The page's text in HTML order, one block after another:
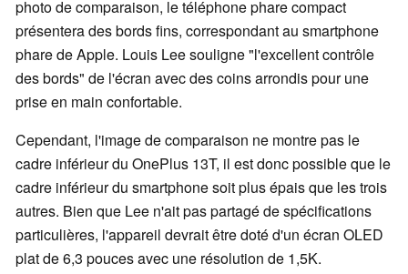
photo de comparaison, le téléphone phare compact
présentera des bords fins, correspondant au smartphone
phare de Apple. Louis Lee souligne "l'excellent contrôle
des bords" de l'écran avec des coins arrondis pour une
prise en main confortable.
Cependant, l'image de comparaison ne montre pas le
cadre inférieur du OnePlus 13T, il est donc possible que le
cadre inférieur du smartphone soit plus épais que les trois
autres. Bien que Lee n'ait pas partagé de spécifications
particulières, l'appareil devrait être doté d'un écran OLED
plat de 6,3 pouces avec une résolution de 1,5K.